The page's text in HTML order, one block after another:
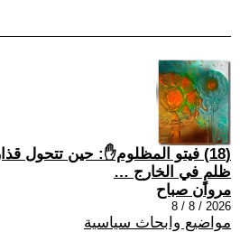
(18) فيتو المظلوم✋: حين تتحول
ظلمٍ في الخارج …
مروان صباح
2026 / 8 / 8
مواضيع وابحاث سياسية